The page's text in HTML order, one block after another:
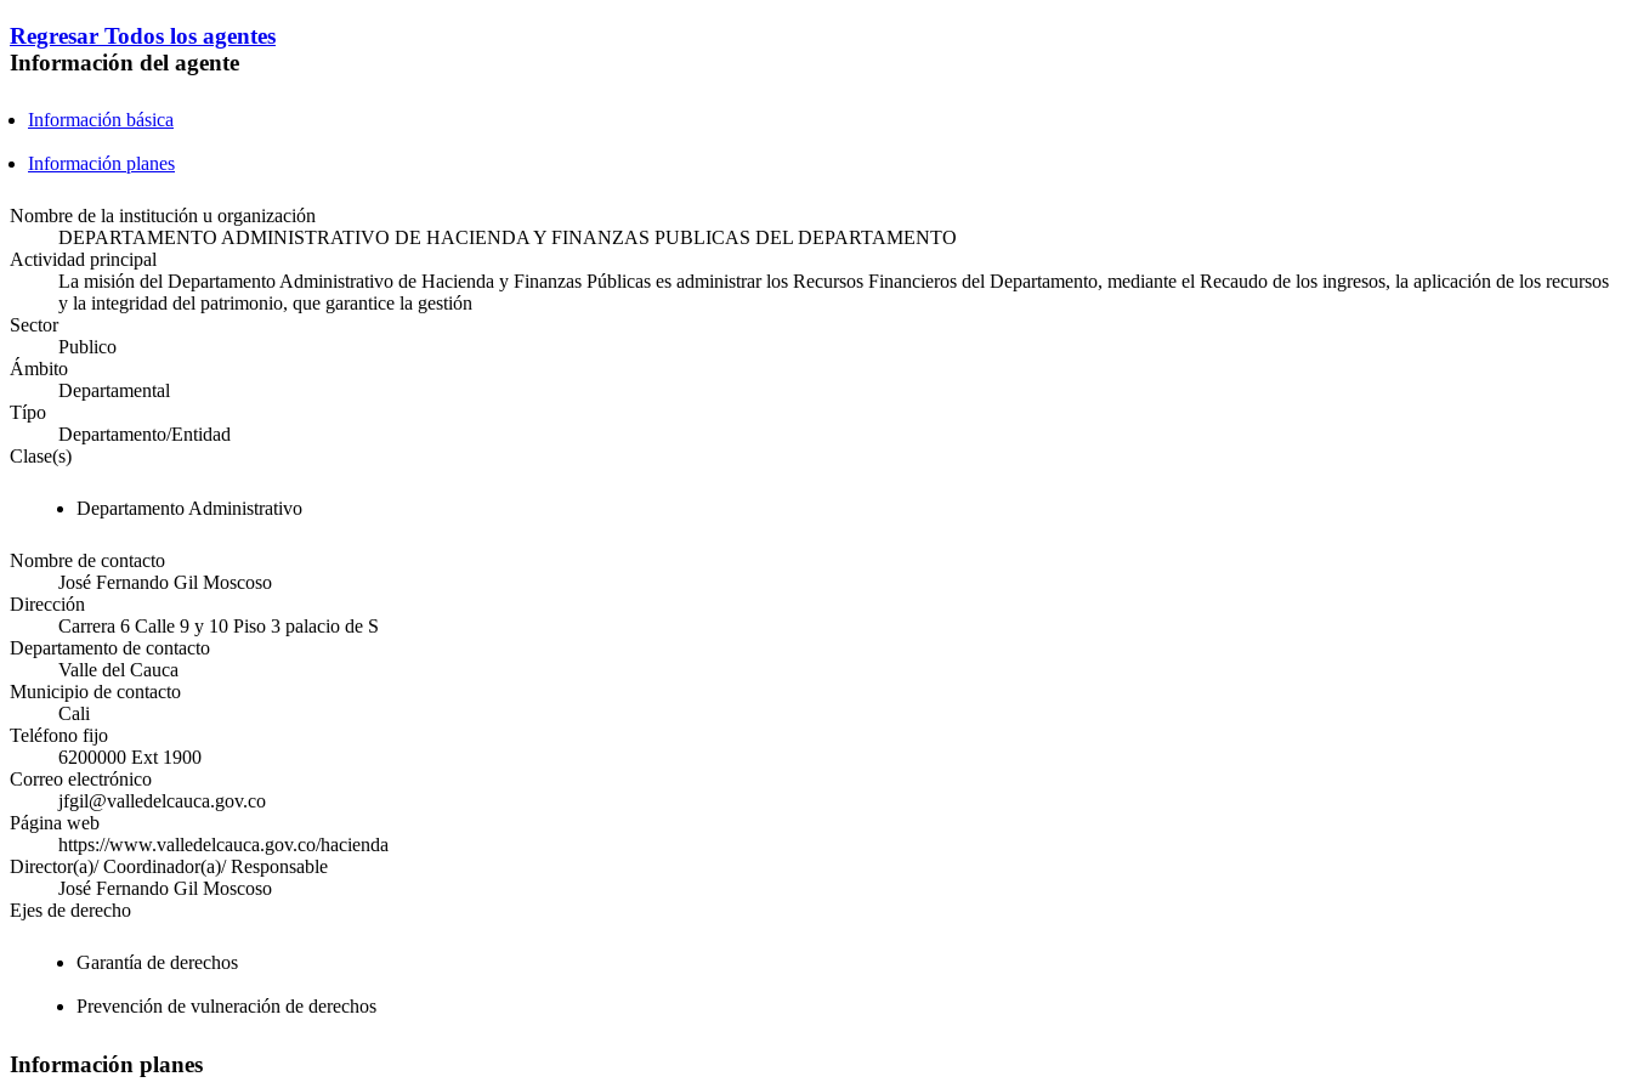
Regresar Todos los agentes
Información del agente
Información básica
Información planes
Nombre de la institución u organización
DEPARTAMENTO ADMINISTRATIVO DE HACIENDA Y FINANZAS PUBLICAS DEL DEPARTAMENTO
Actividad principal
La misión del Departamento Administrativo de Hacienda y Finanzas Públicas es administrar los Recursos Financieros del Departamento, mediante el Recaudo de los ingresos, la aplicación de los recursos
y la integridad del patrimonio, que garantice la gestión
Sector
Publico
Ámbito
Departamental
Típo
Departamento/Entidad
Clase(s)
Departamento Administrativo
Nombre de contacto
José Fernando Gil Moscoso
Dirección
Carrera 6 Calle 9 y 10 Piso 3 palacio de S
Departamento de contacto
Valle del Cauca
Municipio de contacto
Cali
Teléfono fijo
6200000 Ext 1900
Correo electrónico
jfgil@valledelcauca.gov.co
Página web
https://www.valledelcauca.gov.co/hacienda
Director(a)/ Coordinador(a)/ Responsable
José Fernando Gil Moscoso
Ejes de derecho
Garantía de derechos
Prevención de vulneración de derechos
Información planes